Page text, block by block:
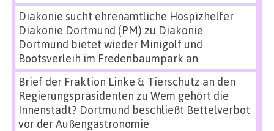
Diakonie sucht ehrenamtliche Hospizhelfer
Diakonie Dortmund (PM) zu Diakonie
Dortmund bietet wieder Minigolf und
Bootsverleih im Fredenbaumpark an
Brief der Fraktion Linke & Tierschutz an den
Regierungspräsidenten zu Wem gehört die
Innenstadt? Dortmund beschließt Bettelverbot
vor der Außengastronomie